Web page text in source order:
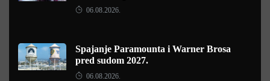
06.08.2026.
Spajanje Paramounta i Warner Brosa
pred sudom 2027.
06.08.2026.